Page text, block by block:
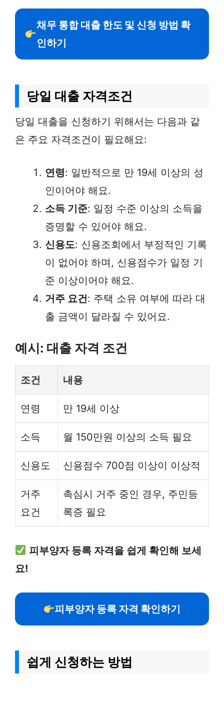
채무 통합 대출 한도 및 신청 방법 확
인하기
당일 대출 자격조건
당일 대출을 신청하기 위해서는 다음과 같
은 주요 자격조건이 필요해요:
연령: 일반적으로 만 19세 이상의 성
인이어야 해요.
소득 기준: 일정 수준 이상의 소득을
증명할 수 있어야 해요.
신용도: 신용조회에서 부정적인 기록
이 없어야 하며, 신용점수가 일정 기
준 이상이어야 해요.
거주 요건: 주택 소유 여부에 따라 대
출 금액이 달라질 수 있어요.
예시: 대출 자격 조건
조건 내용
연령 만 19세 이상
소득 월 150만원 이상의 소득 필요
신용도 신용점수 700점 이상이 이상적
거주
요건
촉심시 거주 중인 경우, 주민등
록증 필요
피부양자 등록 자격을 쉽게 확인해 보세
요!
피부양자 등록 자격 확인하기
쉽게 신청하는 방법